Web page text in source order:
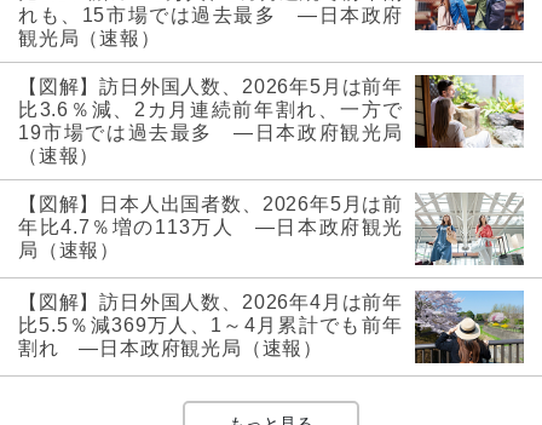
れも、15市場では過去最多 ―日本政府
観光局（速報）
【図解】訪日外国人数、2026年5月は前年
比3.6％減、2カ月連続前年割れ、一方で
19市場では過去最多 ―日本政府観光局
（速報）
【図解】日本人出国者数、2026年5月は前
年比4.7％増の113万人 ―日本政府観光
局（速報）
【図解】訪日外国人数、2026年4月は前年
比5.5％減369万人、1～4月累計でも前年
割れ ―日本政府観光局（速報）